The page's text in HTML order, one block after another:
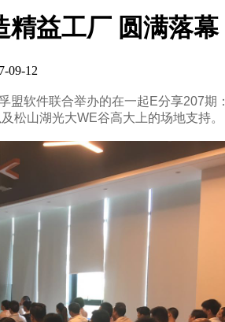
精益工厂 圆满落幕
09-12
盟软件联合举办的在一起E分享207期：
松山湖光大WE谷高大上的场地支持。